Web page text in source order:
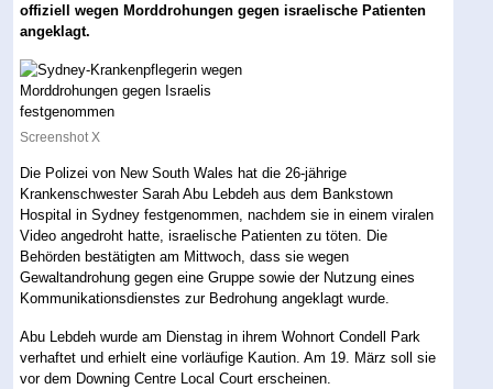
offiziell wegen Morddrohungen gegen israelische Patienten
angeklagt.
Screenshot X
Die Polizei von New South Wales hat die 26-jährige
Krankenschwester Sarah Abu Lebdeh aus dem Bankstown
Hospital in Sydney festgenommen, nachdem sie in einem viralen
Video angedroht hatte, israelische Patienten zu töten. Die
Behörden bestätigten am Mittwoch, dass sie wegen
Gewaltandrohung gegen eine Gruppe sowie der Nutzung eines
Kommunikationsdienstes zur Bedrohung angeklagt wurde.
Abu Lebdeh wurde am Dienstag in ihrem Wohnort Condell Park
verhaftet und erhielt eine vorläufige Kaution. Am 19. März soll sie
vor dem Downing Centre Local Court erscheinen.